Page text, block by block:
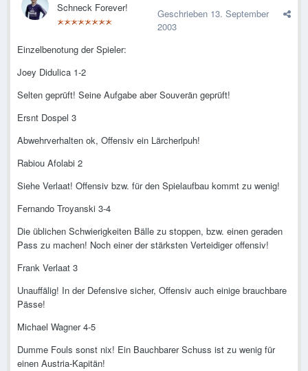
Schneck Forever! Geschrieben 13. September
2003
Einzelbenotung der Spieler:
Joey Didulica 1-2
Selten geprüft! Seine Aufgabe aber Souverän geprüft!
Ersnt Dospel 3
Abwehrverhalten ok, Offensiv ein Lärcherlpuh!
Rabiou Afolabi 2
Siehe Verlaat! Offensiv bzw. für den Spielaufbau kommt zu wenig!
Fernando Troyanski 3-4
Die üblichen Schwierigkeiten Bälle zu stoppen, bzw. einen geraden
Pass zu machen! Noch einer der stärksten Verteidiger offensiv!
Frank Verlaat 3
Unauffälig! In der Defensive sicher, Offensiv auch einige brauchbare
Pässe!
Michael Wagner 4-5
Dumme Fouls sonst nix! Ein Bauchbarer Schuss ist zu wenig für
einen Austria-Kapitän!